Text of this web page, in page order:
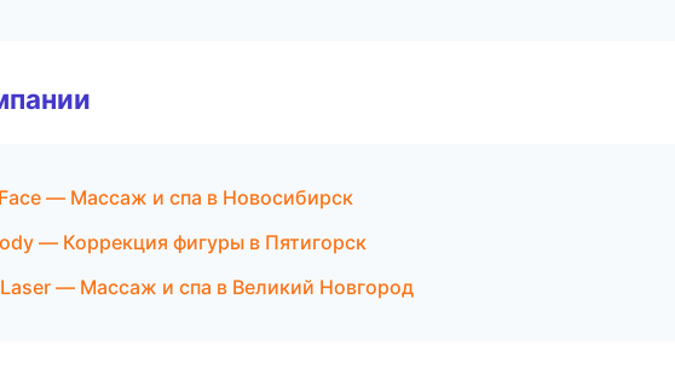
— Массаж и спа в Новосибирск
— Коррекция фигуры в Пятигорск
— Массаж и спа в Великий Новгород